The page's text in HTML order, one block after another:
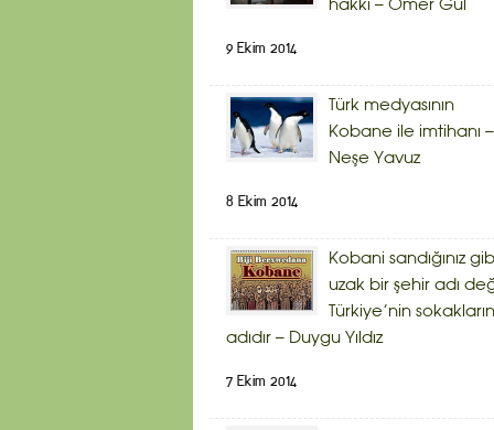
hakkı – Ömer Gül
9 Ekim 2014
Türk medyasının
Kobane ile imtihanı –
Neşe Yavuz
8 Ekim 2014
Kobani sandığınız
uzak bir şehir adı
Türkiye’nin
adıdır – Duygu Yıldız
7 Ekim 2014